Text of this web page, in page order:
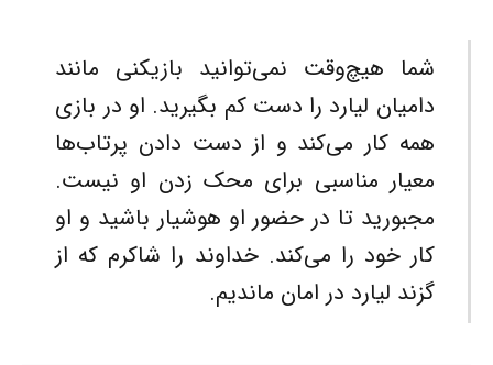
شما هیچ‌وقت نمی‌توانید بازیکنی مانند
دامیان لیارد را دست کم بگیرید. او در بازی
همه کار می‌کند و از دست دادن پرتاب‌ها
معیار مناسبی برای محک زدن او نیست.
مجبورید تا در حضور او هوشیار باشید و او
کار خود را می‌کند. خداوند را شاکرم که از
گزند لیارد در امان ماندیم.